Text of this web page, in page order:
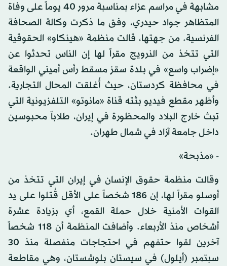
مشابهة في مراسم عزاء بمناسبة مرور 40 يوماً على وفاة
المتظاهر جواد حيدري، وفق ما ذكرت وكالة الصحافة
الفرنسية. من جهتها، قالت منظمة «هينكاو» الحقوقية
التي تتخذ من النرويج مقراً لها إن الناس تحدثوا عن
«إضراب واسع» في بلدة سقز مسقط رأس أميني الواقعة
في محافظة كردستان، حيث أُغلقت المحال التجارية.
وأظهر مقطع فيديو بثته قناة «مانوتو» التلفزيونية التي
تبث خارج البلاد والمحظورة في إيران، طلاباً محبوسين
داخل جامعة آزاد في شمال طهران.
- «مذبحة»
وقالت منظمة حقوق الإنسان في إيران التي تتخذ من
أوسلو مقراً لها، إن 186 شخصاً على الأقل قُتلوا على يد
القوات الأمنية خلال حملة القمع، أي بزيادة عشرة
أشخاص منذ الأربعاء. وأضافت المنظمة أن 118 شخصاً
آخرين لقوا حتفهم في احتجاجات منفصلة منذ 30
سبتمبر (أيلول) في سيستان بلوشستان، وهي مقاطعة